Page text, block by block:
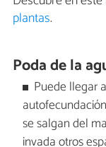
plantas.
Poda de la
Puede llegar
se salgan del
invada otros